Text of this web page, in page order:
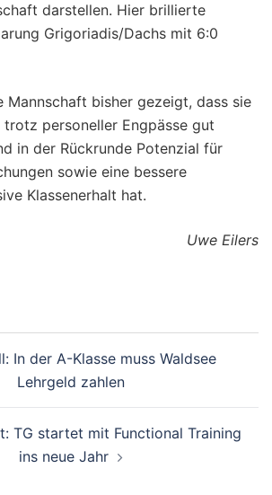
darstellen. Hier brillierte
Grigoriadis/Dachs mit 6:0
Mannschaft bisher gezeigt, dass sie
personeller Engpässe gut
in der Rückrunde Potenzial für
sowie eine bessere
Klassenerhalt hat.
Uwe Eilers
In der A-Klasse muss Waldsee
Lehrgeld zahlen
TG startet mit Functional Training
ins neue Jahr